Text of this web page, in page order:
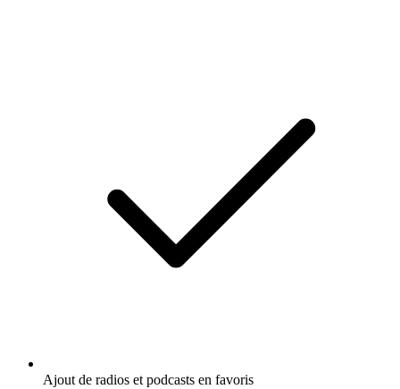
Ajout de radios et podcasts en favoris